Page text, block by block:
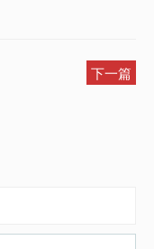
下一篇